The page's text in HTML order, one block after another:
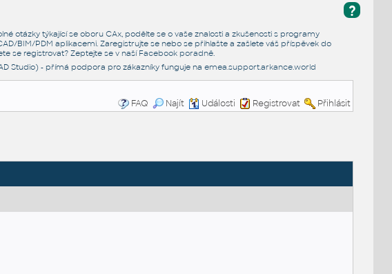
?
otázky týkající se oboru CAx, podělte se o vaše znalosti a zkušenosti s programy
BIM/PDM aplikacemi. Zaregistrujte se nebo se přihlašte a zašlete váš příspěvek do
se registrovat? Zeptejte se v naší Facebook poradně.
Studio) - přímá podpora pro zákazníky funguje na emea.support.arkance.world
FAQ
Najít Události Registrovat Přihlásit